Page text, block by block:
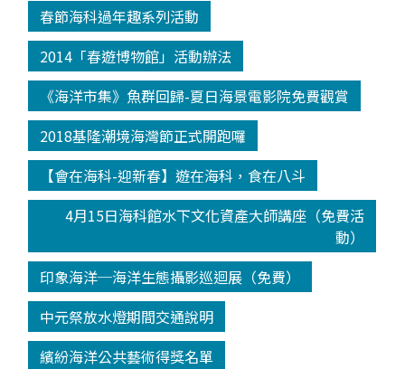
春節海科過年趣系列活動
2014「春遊博物館」活動辦法
《海洋市集》魚群回歸-夏日海景電影院免費觀賞
2018基隆潮境海灣節正式開跑囉
【會在海科-迎新春】遊在海科，食在八斗
4月15日海科館水下文化資產大師講座（免費活
動）
印象海洋─海洋生態攝影巡迴展（免費）
中元祭放水燈期間交通說明
繽紛海洋公共藝術得獎名單